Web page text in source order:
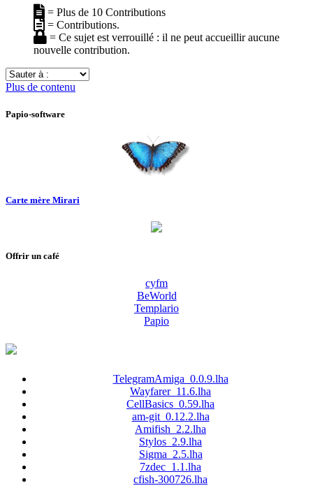
= Plus de 10 Contributions
= Contributions.
= Ce sujet est verrouillé : il ne peut accueillir aucune
nouvelle contribution.
Sauter
à
Plus de contenu
Papio-software
Carte mère Mirari
Offrir un café
cyfm
BeWorld
Templario
Papio
TelegramAmiga_0.0.9.lha
Wayfarer_11.6.lha
CellBasics_0.59.lha
am-git_0.12.2.lha
Amifish_2.2.lha
Stylos_2.9.lha
Sigma_2.5.lha
7zdec_1.1.lha
cfish-300726.lha